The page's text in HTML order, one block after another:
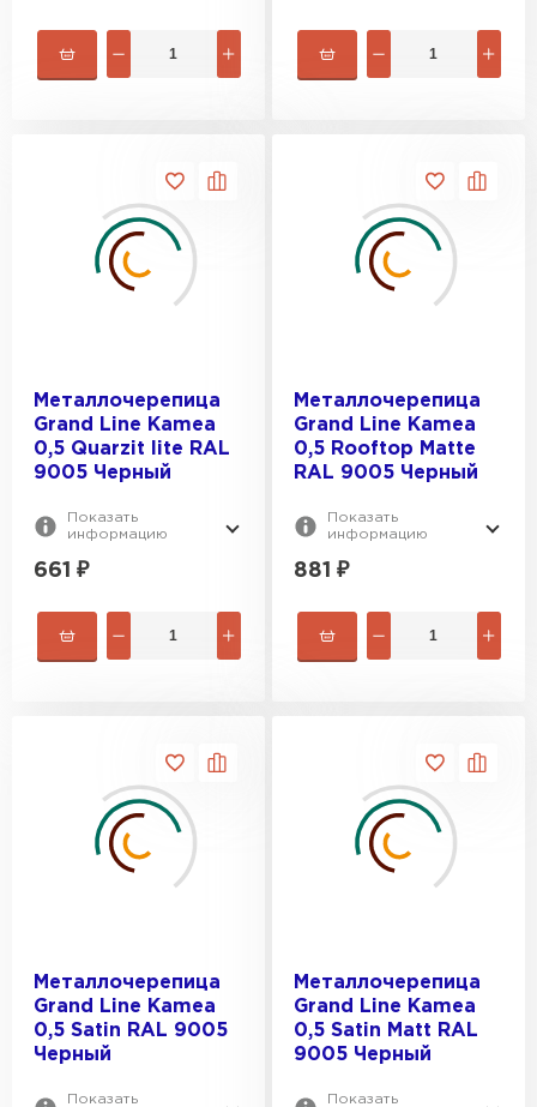
Металлочерепица
Grand Line Kamea
0,5 Quarzit lite RAL
9005 Черный
Показать
информацию
661 ₽
Металлочерепица
Grand Line Kamea
0,5 Rooftop Matte
RAL 9005 Черный
Показать
информацию
881 ₽
Металлочерепица
Grand Line Kamea
0,5 Satin RAL 9005
Черный
Показать
Металлочерепица
Grand Line Kamea
0,5 Satin Мatt RAL
9005 Черный
Показать